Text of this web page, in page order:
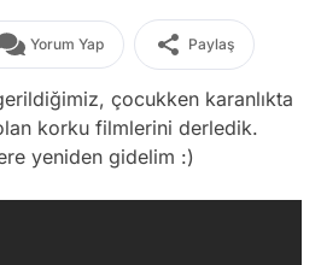
Yorum Yap Paylaş
çocukken karanlıkta
korku filmlerini derledik.
yeniden gidelim :)